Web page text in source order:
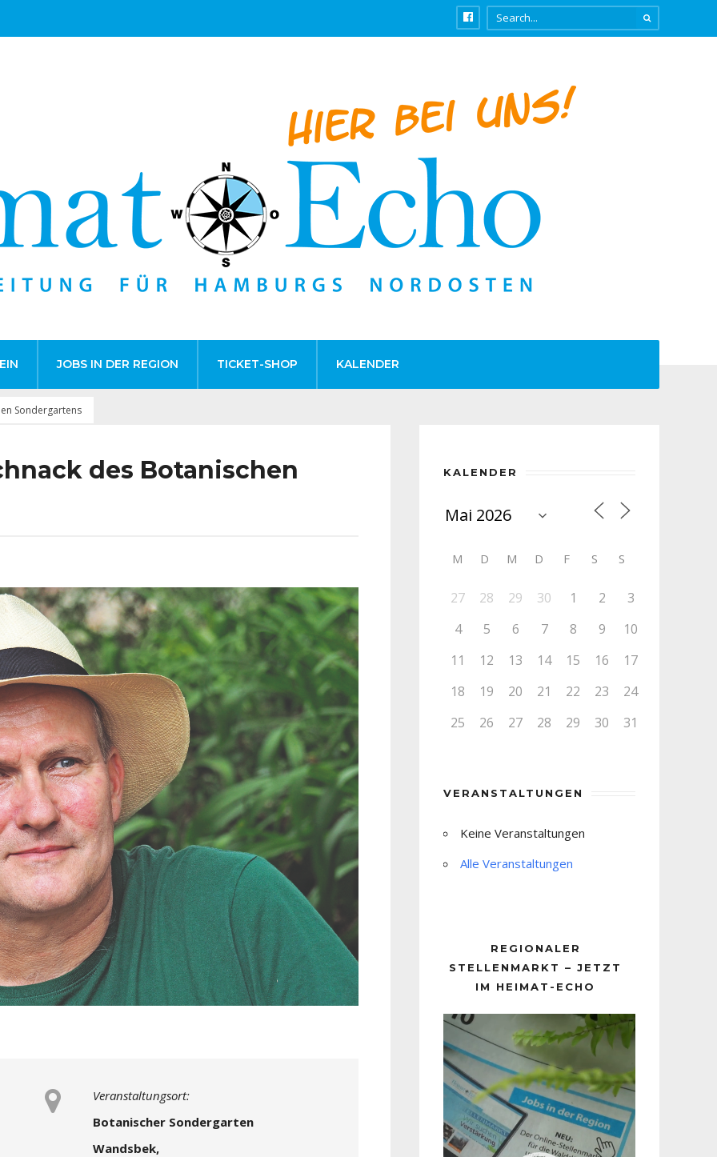
JOBS IN DER REGION TICKET-SHOP KALENDER
Sondergartens
des Botanischen
Veranstaltungsort:
Botanischer Sondergarten
Wandsbek,
KALENDER
M D M D F S S
27 28 29 30 1 2
3
4
5 6 7 8 9
10
11
12 13 14 15 16
17
18
19 20 21 22 23
24
25
26 27 28 29 30 31
VERANSTALTUNGEN
Keine Veranstaltungen
Alle Veranstaltungen
REGIONALER
STELLENMARKT – JETZT
IM HEIMAT-ECHO
Player